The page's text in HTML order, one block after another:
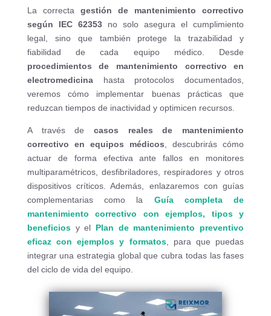
La correcta gestión de mantenimiento correctivo
según IEC 62353no solo asegura el cumplimiento
legal, sino que también protege la trazabilidad y
fiabilidad de cada equipo médico. Desde
procedimientos de mantenimiento correctivo en
electromedicinahasta protocolos documentados,
veremos cómo implementar buenas prácticas que
reduzcan tiempos de inactividad y optimicen recursos.
A través de casos reales de mantenimiento
correctivo en equipos médicos , descubrirás cómo
actuar de forma efectiva ante fallos en monitores
multiparamétricos, desfibriladores, respiradores y otros
dispositivos críticos. Además, enlazaremos con guías
complementarias como la Guía completa de
mantenimiento correctivo con ejemplos, tipos y
beneficiosy el Plan de mantenimiento preventivo
eficaz con ejemplos y formatos, para que puedas
integrar una estrategia global que cubra todas las fases
del ciclo de vida del equipo.